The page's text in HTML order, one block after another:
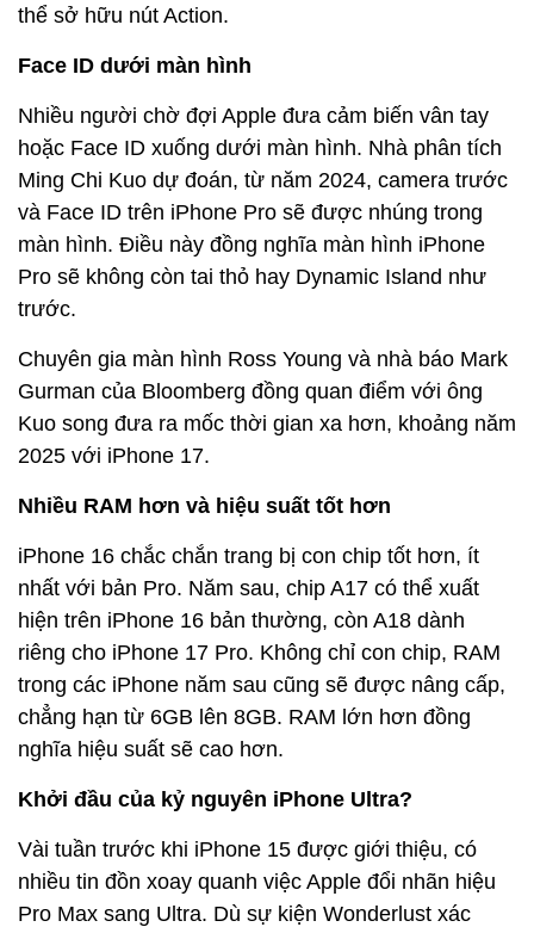
thể sở hữu nút Action.
Face ID dưới màn hình
Nhiều người chờ đợi Apple đưa cảm biến vân tay
hoặc Face ID xuống dưới màn hình. Nhà phân tích
Ming Chi Kuo dự đoán, từ năm 2024, camera trước
và Face ID trên iPhone Pro sẽ được nhúng trong
màn hình. Điều này đồng nghĩa màn hình iPhone
Pro sẽ không còn tai thỏ hay Dynamic Island như
trước.
Chuyên gia màn hình Ross Young và nhà báo Mark
Gurman của Bloomberg đồng quan điểm với ông
Kuo song đưa ra mốc thời gian xa hơn, khoảng năm
2025 với iPhone 17.
Nhiều RAM hơn và hiệu suất tốt hơn
iPhone 16 chắc chắn trang bị con chip tốt hơn, ít
nhất với bản Pro. Năm sau, chip A17 có thể xuất
hiện trên iPhone 16 bản thường, còn A18 dành
riêng cho iPhone 17 Pro. Không chỉ con chip, RAM
trong các iPhone năm sau cũng sẽ được nâng cấp,
chẳng hạn từ 6GB lên 8GB. RAM lớn hơn đồng
nghĩa hiệu suất sẽ cao hơn.
Khởi đầu của kỷ nguyên iPhone Ultra?
Vài tuần trước khi iPhone 15 được giới thiệu, có
nhiều tin đồn xoay quanh việc Apple đổi nhãn hiệu
Pro Max sang Ultra. Dù sự kiện Wonderlust xác